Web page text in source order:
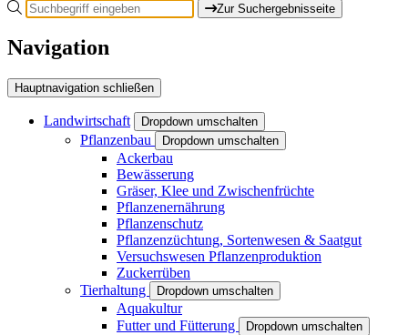
Zur Suchergebnisseite
Navigation
Hauptnavigation schließen
Landwirtschaft Dropdown umschalten
Pflanzenbau Dropdown umschalten
Ackerbau
Bewässerung
Gräser, Klee und Zwischenfrüchte
Pflanzenernährung
Pflanzenschutz
Pflanzenzüchtung, Sortenwesen & Saatgut
Versuchswesen Pflanzenproduktion
Zuckerrüben
Tierhaltung
Dropdown umschalten
Aquakultur
Futter und Fütterung
Dropdown umschalten